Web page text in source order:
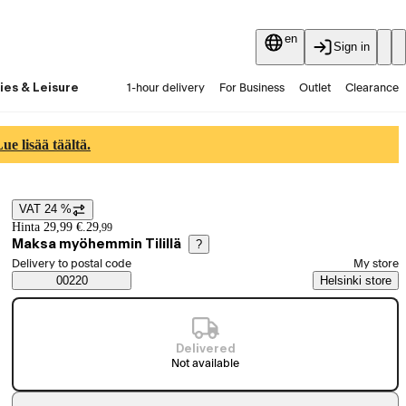
en
Sign in
& Leisure 1-hour delivery For Business Outlet Clearance
lisää täältä.
Price details
VAT 24 %
Hinta 29,99 €. 29,99
Maksa myöhemmin Tilillä ?
Saatavuustiedot
Select order method
Delivery to postal code
00220
My store
Helsinki store
Delivered
Not available